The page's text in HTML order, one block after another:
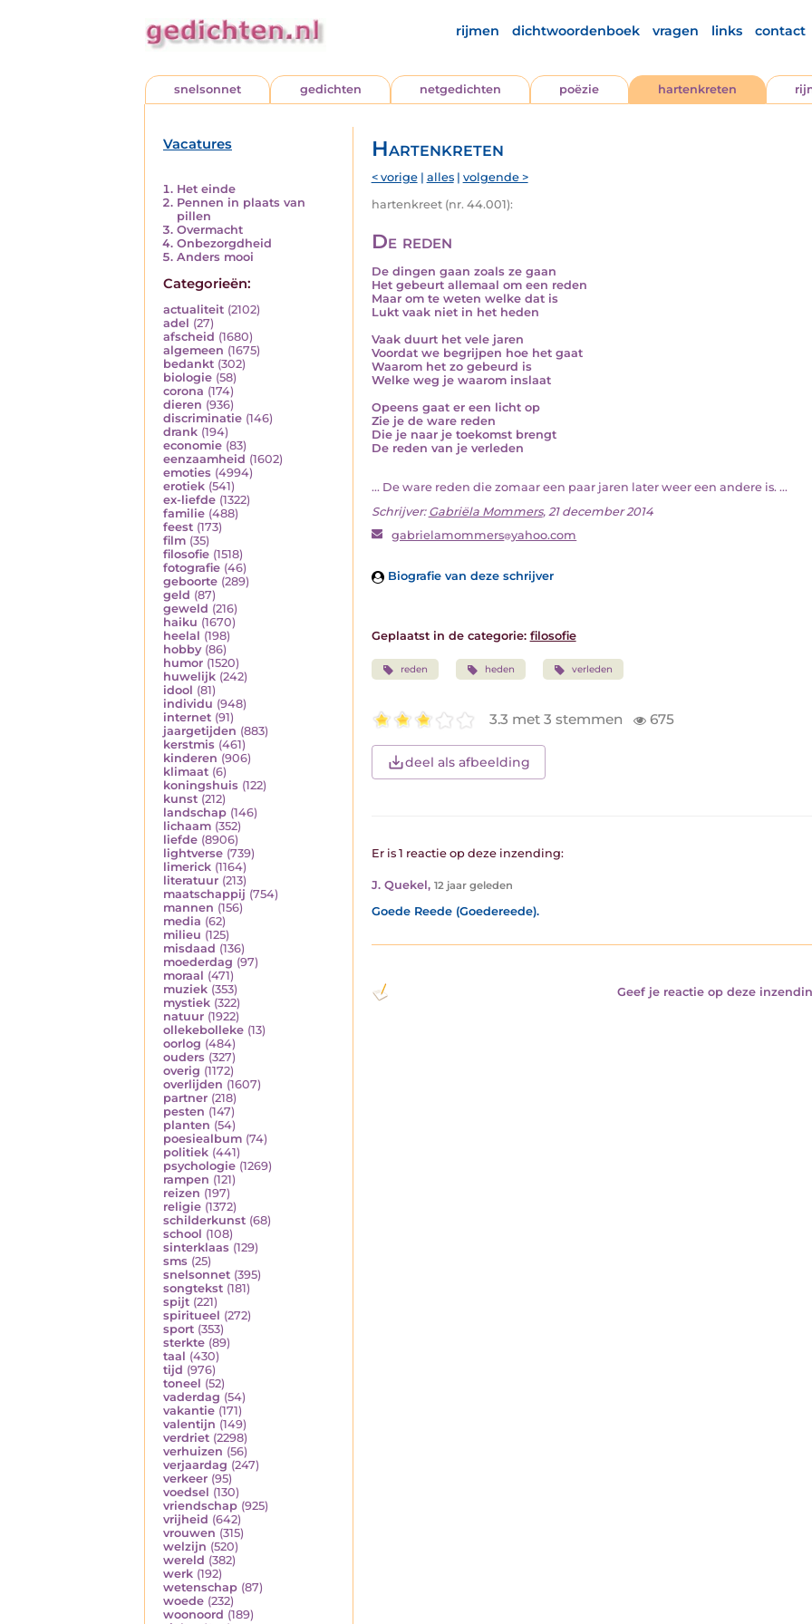
rijmen dichtwoordenboek vragen links contact
snelsonnet gedichten netgedichten poëzie hartenkreten
Vacatures
Het einde
Pennen in plaats van
pillen
Overmacht
Onbezorgdheid
Anders mooi
Categorieën:
actualiteit (2102)
adel (27)
afscheid (1680)
algemeen (1675)
bedankt (302)
biologie (58)
corona (174)
dieren (936)
discriminatie (146)
drank (194)
economie (83)
eenzaamheid (1602)
emoties (4994)
erotiek (541)
ex-liefde (1322)
familie (488)
feest (173)
film (35)
filosofie (1518)
fotografie (46)
geboorte (289)
geld (87)
geweld (216)
haiku (1670)
heelal (198)
hobby (86)
humor (1520)
huwelijk (242)
idool (81)
individu (948)
internet (91)
jaargetijden (883)
kerstmis (461)
kinderen (906)
klimaat (6)
koningshuis (122)
kunst (212)
landschap (146)
lichaam (352)
liefde (8906)
lightverse (739)
limerick (1164)
literatuur (213)
maatschappij (754)
mannen (156)
media (62)
milieu (125)
misdaad (136)
moederdag (97)
moraal (471)
muziek (353)
mystiek (322)
natuur (1922)
ollekebolleke (13)
oorlog (484)
ouders (327)
overig (1172)
overlijden (1607)
partner (218)
pesten (147)
planten (54)
poesiealbum (74)
politiek (441)
psychologie (1269)
rampen (121)
reizen (197)
religie (1372)
schilderkunst (68)
school (108)
sinterklaas (129)
sms (25)
snelsonnet (395)
songtekst (181)
spijt (221)
spiritueel (272)
sport (353)
sterkte (89)
taal (430)
tijd (976)
toneel (52)
vaderdag (54)
vakantie (171)
valentijn (149)
verdriet (2298)
verhuizen (56)
verjaardag (247)
verkeer (95)
voedsel (130)
vriendschap (925)
vrijheid (642)
vrouwen (315)
welzijn (520)
wereld (382)
werk (192)
wetenschap (87)
woede (232)
woonoord (189)
Hartenkreten
< vorige| alles| volgende >
hartenkreet (nr. 44.001):
De reden
De dingen gaan zoals ze gaan
Het gebeurt allemaal om een reden
Maar om te weten welke dat is
Lukt vaak niet in het heden
Vaak duurt het vele jaren
Voordat we begrijpen hoe het gaat
Waarom het zo gebeurd is
Welke weg je waarom inslaat
Opeens gaat er een licht op
Zie je de ware reden
Die je naar je toekomst brengt
De reden van je verleden
... De ware reden die zomaar een paar jaren later weer een andere is. ...
Schrijver: Gabriëla Mommers, 21 december 2014
gabrielamommers yahoo.com
Biografie van deze schrijver
Geplaatst in de categorie: filosofie
reden heden verleden
3.3 met 3 stemmen 675
deel als afbeelding
Er is 1 reactie op deze inzending:
J. Quekel, 12 jaar geleden
Goede Reede (Goedereede).
Geef je reactie op deze